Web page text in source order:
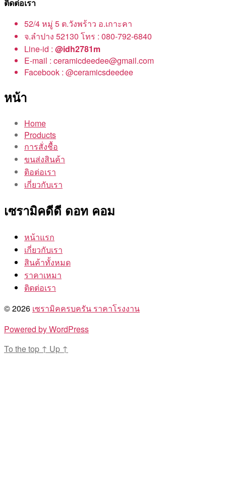
ติดต่อเรา
52/4 หมู่ 5 ต.วังพร้าว อ.เกาะคา
จ.ลำปาง 52130 โทร : 080-792-6840
Line-id : @idh2781m
E-mail : ceramicdeedee@gmail.com
Facebook : @ceramicsdeedee
หน้า
Home
Products
การสั่งชื้อ
ขนส่งสินค้า
ติอต่อเรา
เกี่ยวกับเรา
เซรามิคดีดี ดอท คอม
หน้าแรก
เกี่ยวกับเรา
สินค้าทั้งหมด
ราคาเหมา
ติดต่อเรา
© 2026 เซรามิคครบครัน ราคาโรงงาน
Powered by WordPress
To the top ↑ Up ↑